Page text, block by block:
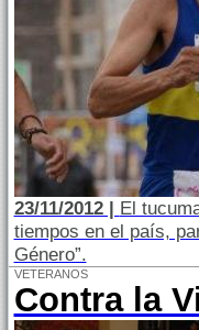
23/11/2012 | El
tiempos en el país,
Género”.
VETERANOS
Contra la